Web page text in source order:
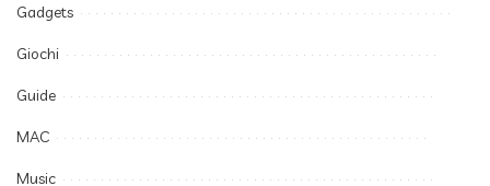
Gadgets
Giochi
Guide
MAC
Music